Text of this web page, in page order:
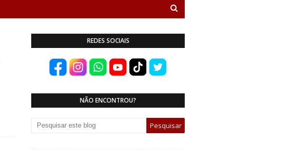
REDES SOCIAIS
NÃO ENCONTROU?